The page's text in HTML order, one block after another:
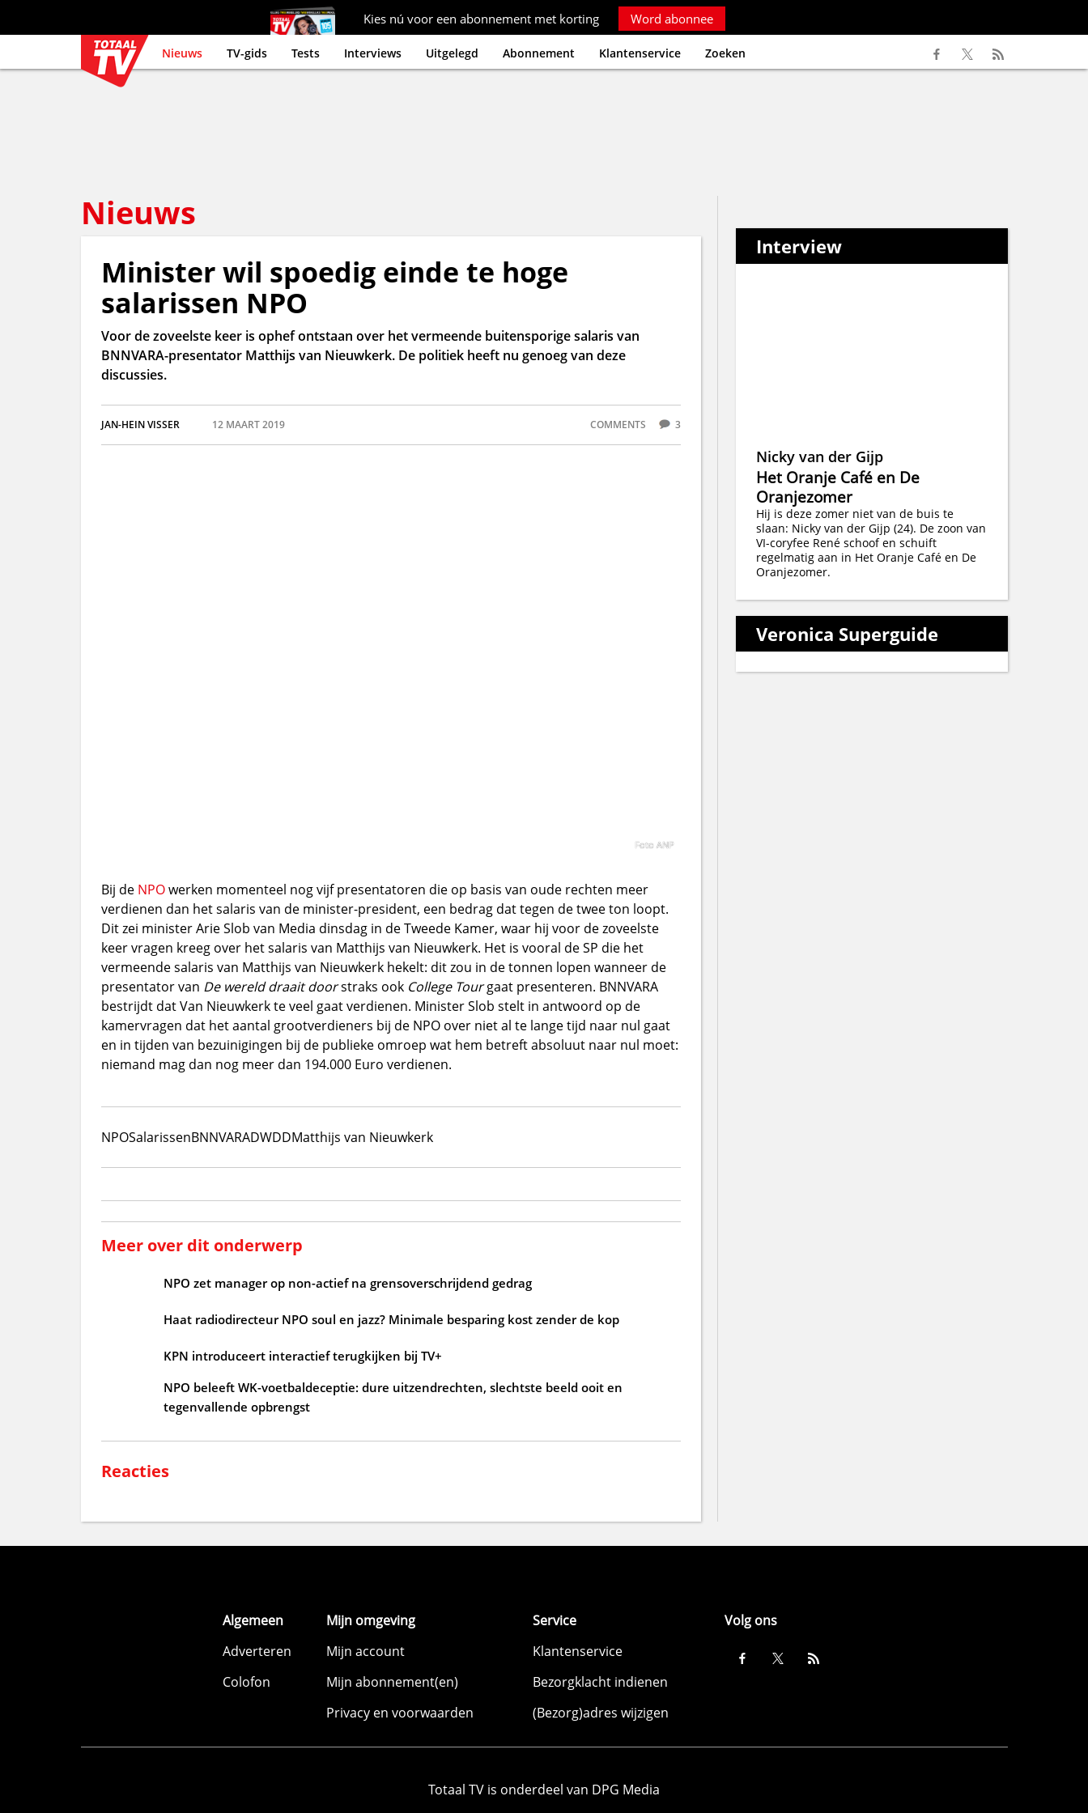
Kies nú voor een abonnement met korting Word abonnee
Nieuws TV-gids Tests Interviews Uitgelegd Abonnement Klantenservice Zoeken
Nieuws
Minister wil spoedig einde te hoge
salarissen NPO
Voor de zoveelste keer is ophef ontstaan over het vermeende buitensporige salaris van
BNNVARA-presentator Matthijs van Nieuwkerk. De politiek heeft nu genoeg van deze
discussies.
JAN-HEIN VISSER 12 MAART 2019 COMMENTS 3
Foto ANP
Bij de NPOwerken momenteel nog vijf presentatoren die op basis van oude rechten meer
verdienen dan het salaris van de minister-president, een bedrag dat tegen de twee ton loopt.
Dit zei minister Arie Slob van Media dinsdag in de Tweede Kamer, waar hij voor de zoveelste
keer vragen kreeg over het salaris van Matthijs van Nieuwkerk. Het is vooral de SP die het
vermeende salaris van Matthijs van Nieuwkerk hekelt: dit zou in de tonnen lopen wanneer de
presentator van De wereld draait doorstraks ook College Tourgaat presenteren. BNNVARA
bestrijdt dat Van Nieuwkerk te veel gaat verdienen. Minister Slob stelt in antwoord op de
kamervragen dat het aantal grootverdieners bij de NPO over niet al te lange tijd naar nul gaat
en in tijden van bezuinigingen bij de publieke omroep wat hem betreft absoluut naar nul moet:
niemand mag dan nog meer dan 194.000 Euro verdienen.
NPOSalarissenBNNVARADWDDMatthijs van Nieuwkerk
Meer over dit onderwerp
NPO zet manager op non-actief na grensoverschrijdend gedrag
Haat radiodirecteur NPO soul en jazz? Minimale besparing kost zender de kop
KPN introduceert interactief terugkijken bij TV+
NPO beleeft WK-voetbaldeceptie: dure uitzendrechten, slechtste beeld ooit en
tegenvallende opbrengst
Reacties
Interview
Nicky van der Gijp
Het Oranje Café en De
Oranjezomer
Hij is deze zomer niet van de buis te
slaan: Nicky van der Gijp (24). De zoon van
VI-coryfee René schoof en schuift
regelmatig aan in Het Oranje Café en De
Oranjezomer.
Veronica Superguide
Algemeen
Adverteren
Colofon
Mijn omgeving
Mijn account
Mijn abonnement(en)
Privacy en voorwaarden
Service
Klantenservice
Bezorgklacht indienen
(Bezorg)adres wijzigen
Volg ons
Totaal TV is onderdeel van DPG Media